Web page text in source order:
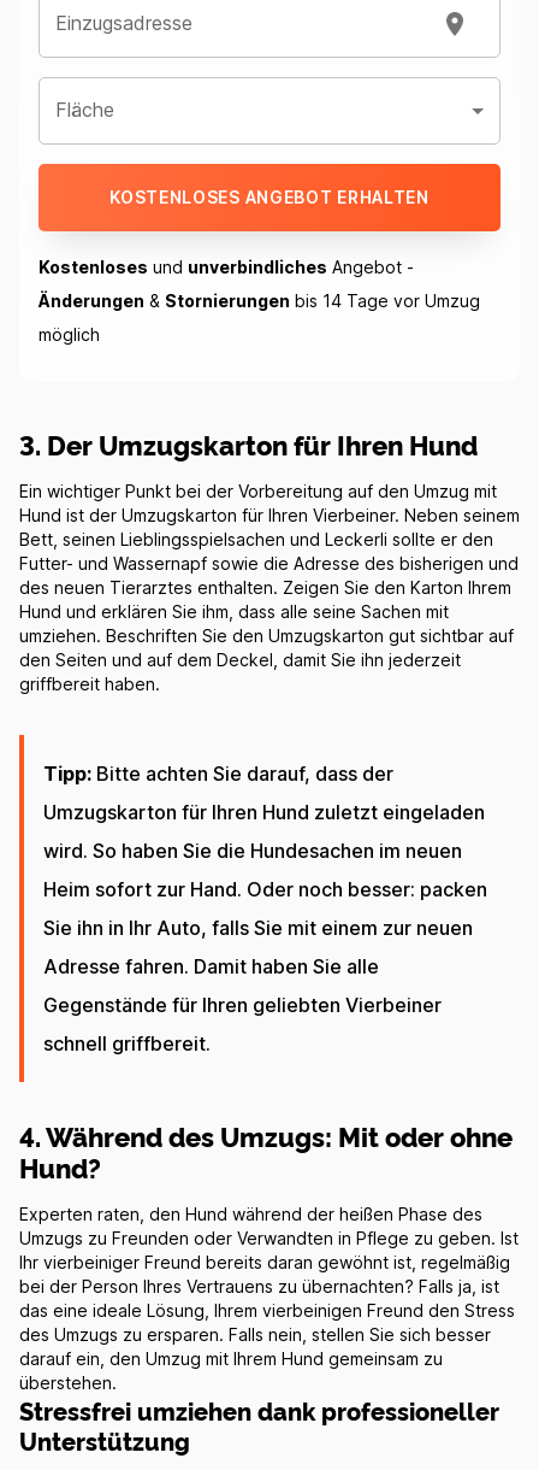
Einzugsadresse
Fläche
KOSTENLOSES ANGEBOT ERHALTEN
Kostenloses und unverbindliches Angebot -
Änderungen & Stornierungen bis 14 Tage vor Umzug
möglich
3. Der Umzugskarton für Ihren Hund
Ein wichtiger Punkt bei der Vorbereitung auf den Umzug mit
Hund ist der Umzugskarton für Ihren Vierbeiner. Neben seinem
Bett, seinen Lieblingsspielsachen und Leckerli sollte er den
Futter- und Wassernapf sowie die Adresse des bisherigen und
des neuen Tierarztes enthalten. Zeigen Sie den Karton Ihrem
Hund und erklären Sie ihm, dass alle seine Sachen mit
umziehen. Beschriften Sie den Umzugskarton gut sichtbar auf
den Seiten und auf dem Deckel, damit Sie ihn jederzeit
griffbereit haben.
Tipp: Bitte achten Sie darauf, dass der
Umzugskarton für Ihren Hund zuletzt eingeladen
wird. So haben Sie die Hundesachen im neuen
Heim sofort zur Hand. Oder noch besser: packen
Sie ihn in Ihr Auto, falls Sie mit einem zur neuen
Adresse fahren. Damit haben Sie alle
Gegenstände für Ihren geliebten Vierbeiner
schnell griffbereit.
4. Während des Umzugs: Mit oder ohne
Hund?
Experten raten, den Hund während der heißen Phase des
Umzugs zu Freunden oder Verwandten in Pflege zu geben. Ist
Ihr vierbeiniger Freund bereits daran gewöhnt ist, regelmäßig
bei der Person Ihres Vertrauens zu übernachten? Falls ja, ist
das eine ideale Lösung, Ihrem vierbeinigen Freund den Stress
des Umzugs zu ersparen. Falls nein, stellen Sie sich besser
darauf ein, den Umzug mit Ihrem Hund gemeinsam zu
überstehen.
Stressfrei umziehen dank professioneller
Unterstützung